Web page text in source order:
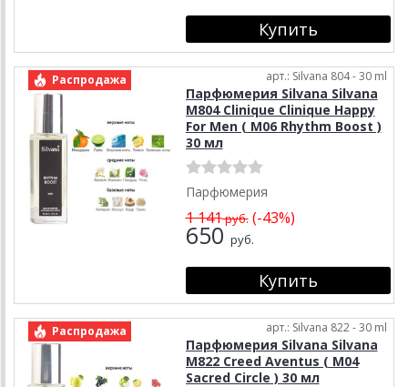
Распродажа арт.: Silvana 804 - 30 ml
Парфюмерия Silvana Silvana
M804 Clinique Clinique Happy
For Men ( М06 Rhythm Boost )
30 мл
Парфюмерия
1 141руб.(-43%)
650 руб.
Распродажа арт.: Silvana 822 - 30 ml
Парфюмерия Silvana Silvana
M822 Creed Aventus ( М04
Sacred Circle ) 30 мл